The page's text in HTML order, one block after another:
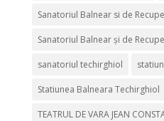
Sanatoriul Balnear si de
Sanatoriul Balnear și de
sanatoriul techirghiol
Statiunea Balneara Techirghiol
TEATRUL DE VARA JEAN